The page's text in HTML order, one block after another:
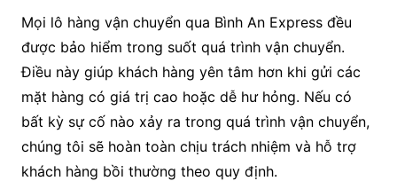
Mọi lô hàng vận chuyển qua Bình An Express đều
được bảo hiểm trong suốt quá trình vận chuyển.
Điều này giúp khách hàng yên tâm hơn khi gửi các
mặt hàng có giá trị cao hoặc dễ hư hỏng. Nếu có
bất kỳ sự cố nào xảy ra trong quá trình vận chuyển,
chúng tôi sẽ hoàn toàn chịu trách nhiệm và hỗ trợ
khách hàng bồi thường theo quy định.